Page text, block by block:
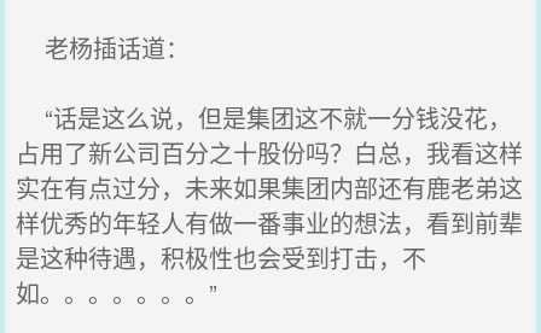
老杨插话道：
“话是这么说，但是集团这不就一分钱没花，
占用了新公司百分之十股份吗？白总，我看这样
实在有点过分，未来如果集团内部还有鹿老弟这
样优秀的年轻人有做一番事业的想法，看到前辈
是这种待遇，积极性也会受到打击，不
如。。。。。。。”